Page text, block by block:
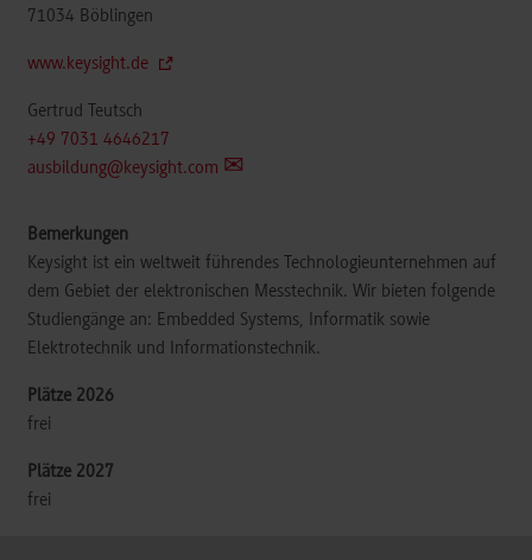
71034 Böblingen
www.keysight.de
Gertrud Teutsch
+49 7031 4646217
ausbildung@keysight.com
Keysight ist ein weltweit führendes Technologieunternehmen auf
dem Gebiet der elektronischen Messtechnik. Wir bieten folgende
Studiengänge an: Embedded Systems, Informatik sowie
Elektrotechnik und Informationstechnik.
frei
frei